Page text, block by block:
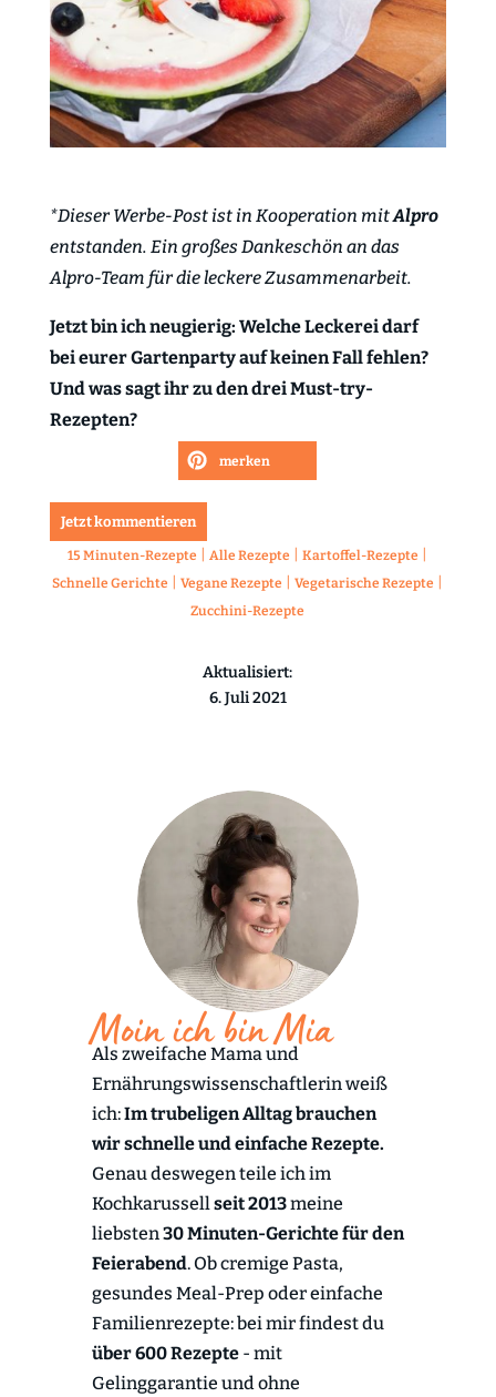
*Dieser Werbe-Post ist in Kooperation mitAlpro
entstanden. Ein großes Dankeschön an das
Alpro-Team für die leckere Zusammenarbeit.
Jetzt bin ich neugierig: Welche Leckerei darf
bei eurer Gartenparty auf keinen Fall fehlen?
Und was sagt ihr zu den drei Must-try-
Rezepten?
merken
Jetzt kommentieren
15 Minuten-Rezepte |Alle Rezepte |Kartoffel-Rezepte
Schnelle Gerichte |Vegane Rezepte |Vegetarische Rezepte
Zucchini-Rezepte
Aktualisiert:
6. Juli 2021
Moin ich bin Mia
Als zweifache Mama und
Ernährungswissenschaftlerin weiß
ich:Im trubeligen Alltag brauchen
wir schnelle und einfache Rezepte.
Genau deswegen teile ich im
Kochkarussellseit 2013meine
liebsten30 Minuten-Gerichte für den
Feierabend. Ob cremige Pasta,
gesundes Meal-Prep oder einfache
Familienrezepte: bei mir findest du
über 600 Rezepte- mit
Gelinggarantie und ohne